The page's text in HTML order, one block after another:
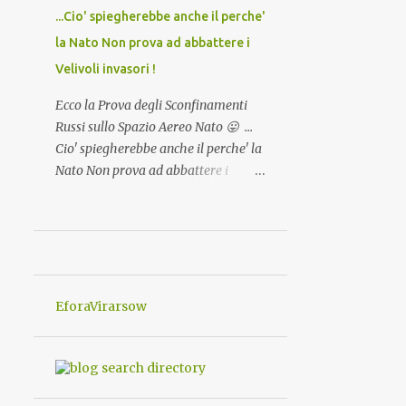
Ambiente"! Riproponiamo l'articolo
per NON Dimenticare!
...Cio' spiegherebbe anche il perche'
la Nato Non prova ad abbattere i
Velivoli invasori !
Ecco la Prova degli Sconfinamenti
Russi sullo Spazio Aereo Nato 😛 ...
Cio' spiegherebbe anche il perche' la
Nato Non prova ad abbattere i
immagini ! Tranquilli, Non esiste
dello spazio aereo NATO da parte di
un robot chiamato "Goldrake";
Flag", per provocare una guerra
EforaVirarsow